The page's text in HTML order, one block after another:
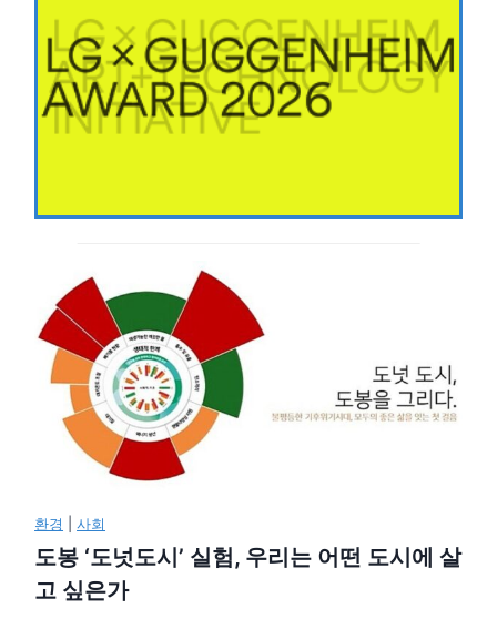
환경 |사회
도봉 ‘도넛도시’ 실험, 우리는 어떤 도시에 살
고 싶은가